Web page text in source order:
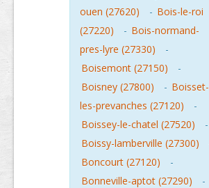
ouen (27620)
- Bois-le-roi
(27220)
- Bois-normand-
pres-lyre (27330)
-
Boisemont (27150)
-
Boisney (27800)
- Boisset-
les-prevanches (27120)
-
Boissey-le-chatel (27520)
-
Boissy-lamberville (27300)
Boncourt (27120)
-
Bonneville-aptot (27290)
-